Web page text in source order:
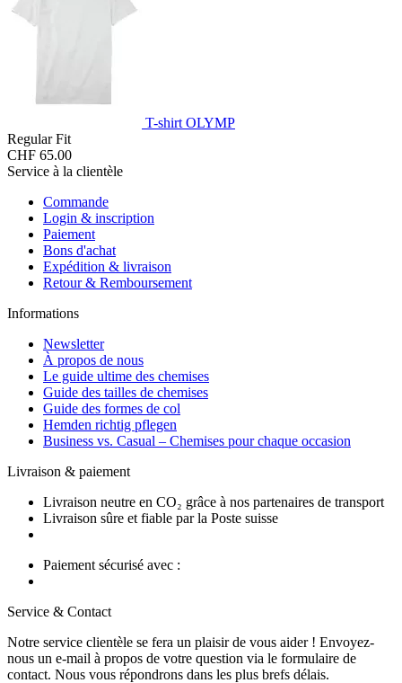
T-shirt OLYMP
Regular Fit
CHF 65.00
Service à la clientèle
Commande
Login & inscription
Paiement
Bons d'achat
Expédition & livraison
Retour & Remboursement
Informations
Newsletter
À propos de nous
Le guide ultime des chemises
Guide des tailles de chemises
Guide des formes de col
Hemden richtig pflegen
Business vs. Casual – Chemises pour chaque occasion
Livraison & paiement
Livraison neutre en CO₂ grâce à nos partenaires de transport
Livraison sûre et fiable par la Poste suisse
Paiement sécurisé avec :
Service & Contact
Notre service clientèle se fera un plaisir de vous aider ! Envoyez-
nous un e-mail à propos de votre question via le formulaire de
contact. Nous vous répondrons dans les plus brefs délais.